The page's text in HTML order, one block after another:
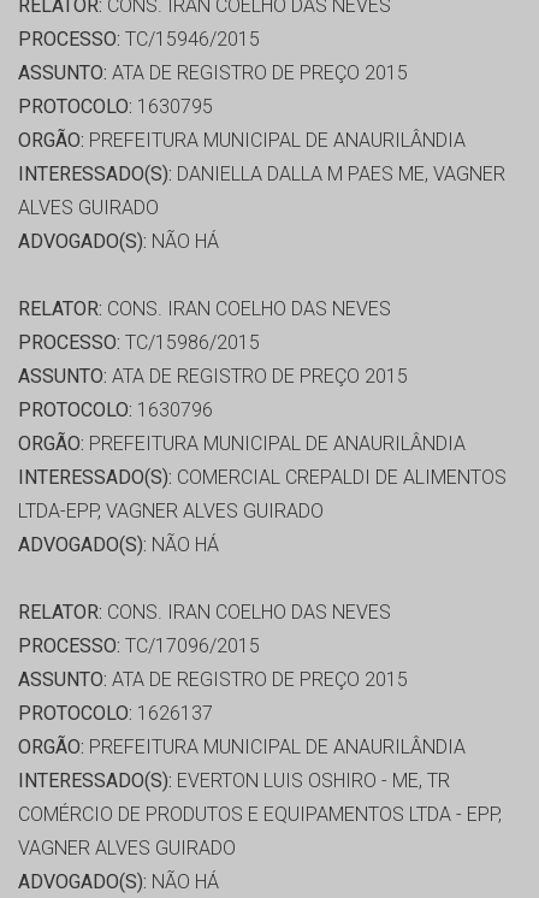
RELATOR: CONS. IRAN COELHO DAS NEVES
PROCESSO: TC/15946/2015
ASSUNTO: ATA DE REGISTRO DE PREÇO 2015
PROTOCOLO: 1630795
ORGÃO: PREFEITURA MUNICIPAL DE ANAURILÂNDIA
INTERESSADO(S): DANIELLA DALLA M PAES ME, VAGNER
ALVES GUIRADO
ADVOGADO(S): NÃO HÁ
RELATOR: CONS. IRAN COELHO DAS NEVES
PROCESSO: TC/15986/2015
ASSUNTO: ATA DE REGISTRO DE PREÇO 2015
PROTOCOLO: 1630796
ORGÃO: PREFEITURA MUNICIPAL DE ANAURILÂNDIA
INTERESSADO(S): COMERCIAL CREPALDI DE ALIMENTOS
LTDA-EPP, VAGNER ALVES GUIRADO
ADVOGADO(S): NÃO HÁ
RELATOR: CONS. IRAN COELHO DAS NEVES
PROCESSO: TC/17096/2015
ASSUNTO: ATA DE REGISTRO DE PREÇO 2015
PROTOCOLO: 1626137
ORGÃO: PREFEITURA MUNICIPAL DE ANAURILÂNDIA
INTERESSADO(S): EVERTON LUIS OSHIRO - ME, TR
COMÉRCIO DE PRODUTOS E EQUIPAMENTOS LTDA - EPP,
VAGNER ALVES GUIRADO
ADVOGADO(S): NÃO HÁ